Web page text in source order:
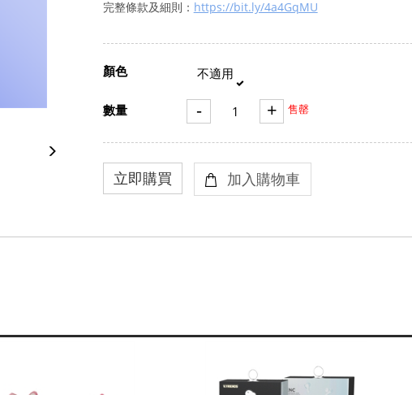
完整條款及細則： https://bit.ly/4a4GqMU
顏色 不適用
數量 - + 售罄